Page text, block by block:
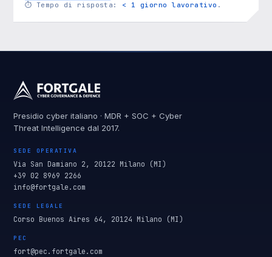
⏱ Tempo di risposta: < 1 giorno lavorativo .
Presidio cyber italiano · MDR + SOC + Cyber
Threat Intelligence dal 2017.
SEDE OPERATIVA
Via San Damiano 2, 20122 Milano (MI)
+39 02 8969 2266
info@fortgale.com
SEDE LEGALE
Corso Buenos Aires 64, 20124 Milano (MI)
PEC
fort@pec.fortgale.com